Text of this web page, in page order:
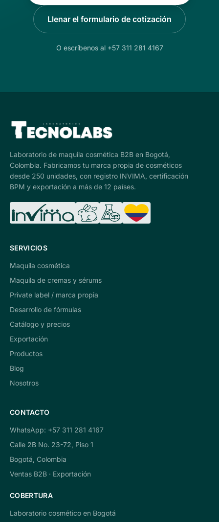
Llenar el formulario de cotización
O escríbenos al +57 311 281 4167
Laboratorio de maquila cosmética B2B en Bogotá,
Colombia. Fabricamos tu marca propia de cosméticos
desde 250 unidades, con registro INVIMA, certificación
BPM y exportación a más de 12 países.
SERVICIOS
Maquila cosmética
Maquila de cremas y sérums
Private label / marca propia
Desarrollo de fórmulas
Catálogo y precios
Exportación
Productos
Blog
Nosotros
CONTACTO
WhatsApp: +57 311 281 4167
Calle 2B No. 23-72, Piso 1
Bogotá, Colombia
Ventas B2B · Exportación
COBERTURA
Laboratorio cosmético en Bogotá